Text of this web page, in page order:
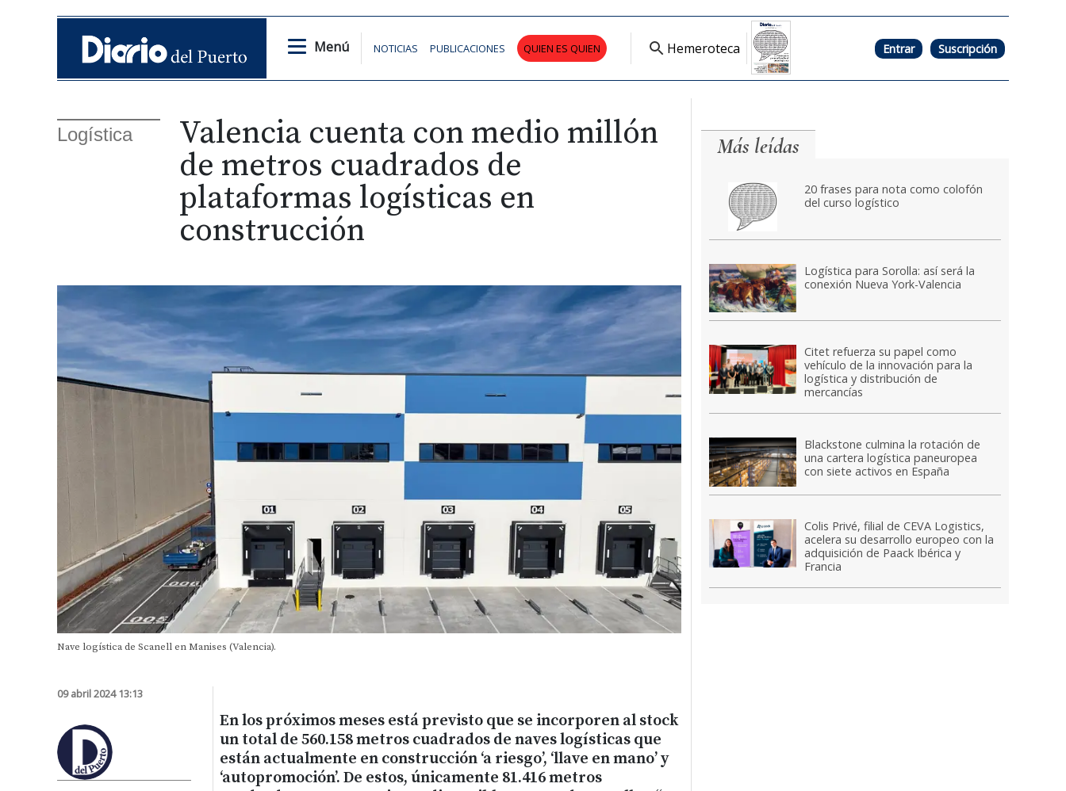
Menú NOTICIAS PUBLICACIONES QUIEN ES QUIEN Hemeroteca Entrar Suscripción
Logística
Valencia cuenta con medio millón
de metros cuadrados de
plataformas logísticas en
construcción
Nave logística de Scanell en Manises (Valencia).
09 abril 2024 13:13
En los próximos meses está previsto que se incorporen al stock
un total de 560.158 metros cuadrados de naves logísticas que
están actualmente en construcción ‘a riesgo’, ‘llave en mano’ y
‘autopromoción’. De estos, únicamente 81.416 metros
Más leídas
20 frases para nota como colofón
del curso logístico
Logística para Sorolla: así será la
conexión Nueva York-Valencia
Citet refuerza su papel como
vehículo de la innovación para la
logística y distribución de
mercancías
Blackstone culmina la rotación de
una cartera logística paneuropea
con siete activos en España
Colis Privé, filial de CEVA Logistics,
acelera su desarrollo europeo con la
adquisición de Paack Ibérica y
Francia